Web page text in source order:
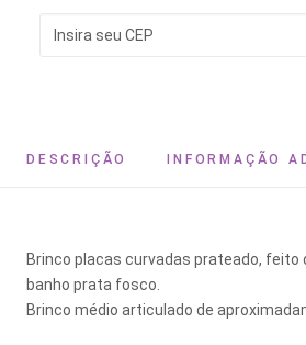
DESCRIÇÃO INFORMAÇÃO
Brinco placas curvadas prateado, feito
banho prata fosco.
Brinco médio articulado de